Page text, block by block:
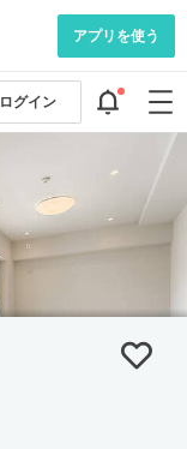
アプリを使う
ログイン